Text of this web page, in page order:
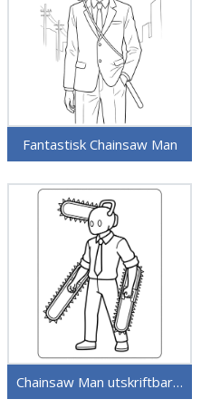
Fantastisk Chainsaw Man
Chainsaw Man utskriftbart bilde